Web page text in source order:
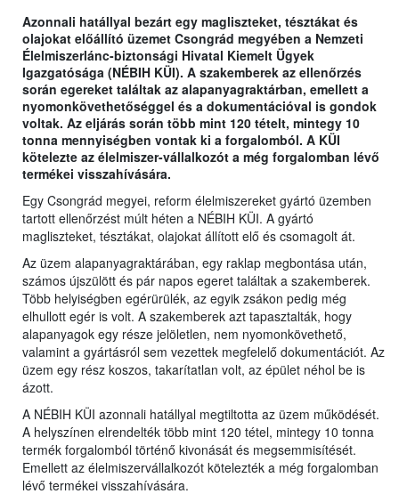
Azonnali hatállyal bezárt egy magliszteket, tésztákat és
olajokat előállító üzemet Csongrád megyében a Nemzeti
Élelmiszerlánc-biztonsági Hivatal Kiemelt Ügyek
Igazgatósága (NÉBIH KÜI). A szakemberek az ellenőrzés
során egereket találtak az alapanyagraktárban, emellett a
nyomonkövethetőséggel és a dokumentációval is gondok
voltak. Az eljárás során több mint 120 tételt, mintegy 10
tonna mennyiségben vontak ki a forgalomból. A KÜI
kötelezte az élelmiszer-vállalkozót a még forgalomban lévő
termékei visszahívására.
Egy Csongrád megyei, reform élelmiszereket gyártó üzemben
tartott ellenőrzést múlt héten a NÉBIH KÜI. A gyártó
magliszteket, tésztákat, olajokat állított elő és csomagolt át.
Az üzem alapanyagraktárában, egy raklap megbontása után,
számos újszülött és pár napos egeret találtak a szakemberek.
Több helyiségben egérürülék, az egyik zsákon pedig még
elhullott egér is volt. A szakemberek azt tapasztalták, hogy
alapanyagok egy része jelöletlen, nem nyomonkövethető,
valamint a gyártásról sem vezettek megfelelő dokumentációt. Az
üzem egy rész koszos, takarítatlan volt, az épület néhol be is
ázott.
A NÉBIH KÜI azonnali hatállyal megtiltotta az üzem működését.
A helyszínen elrendelték több mint 120 tétel, mintegy 10 tonna
termék forgalomból történő kivonását és megsemmisítését.
Emellett az élelmiszervállalkozót kötelezték a még forgalomban
lévő termékei visszahívására.